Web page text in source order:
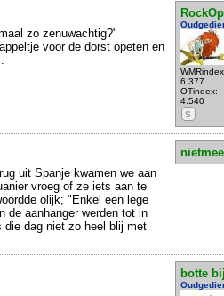
6.377
OTindex:
4.540
S
zo zenuwachtig?"
voor de dorst opeten en
uit Spanje kwamen we aan
vroeg of ze iets aan te
olijk; "Enkel een lege
de aanhanger werden tot in
dag niet zo heel blij met
botte